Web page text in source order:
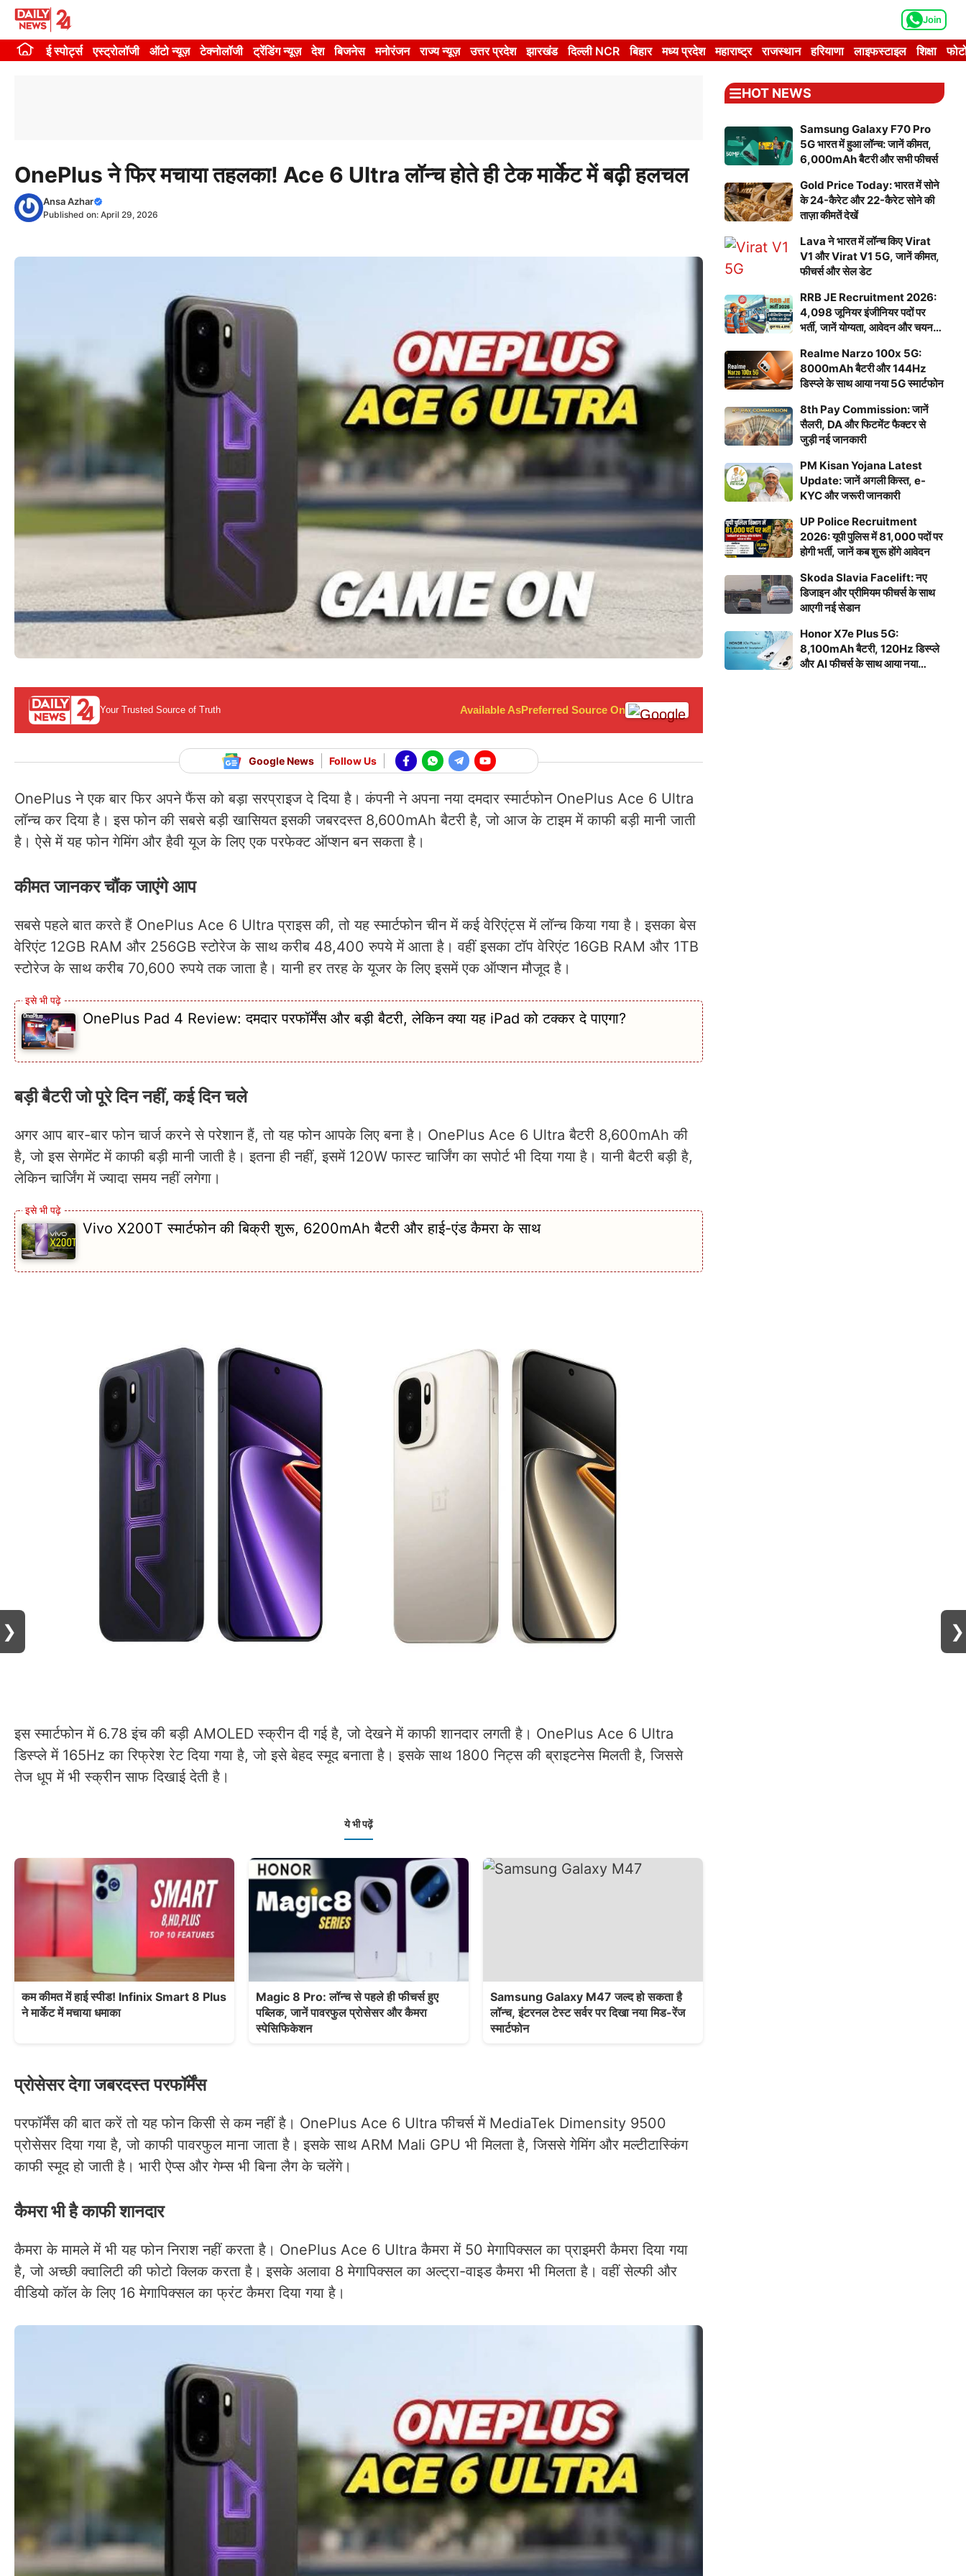
Skip
content
Join
ई स्पोर्ट्स एस्ट्रोलॉजी ऑटो न्यूज़ टेक्नोलॉजी ट्रेंडिंग न्यूज़ देश बिजनेस मनोरंजन राज्य न्यूज़ उत्तर प्रदेश झारखंड दिल्ली NCR बिहार मध्य प्रदेश महाराष्ट्र राजस्थान हरियाणा लाइफस्टाइल शिक्षा
OnePlus ने फिर मचाया तहलका! Ace 6 Ultra लॉन्च होते ही टेक मार्केट में बढ़ी हलचल
Ansa Azhar
Published on: April 29, 2026
Your Trusted Source of Truth Available AsPreferred Source On
Google News Follow Us
OnePlus ने एक बार फिर अपने फैंस को बड़ा सरप्राइज दे दिया है। कंपनी ने अपना नया दमदार स्मार्टफोन OnePlus Ace 6 Ultra
लॉन्च कर दिया है। इस फोन की सबसे बड़ी खासियत इसकी जबरदस्त 8,600mAh बैटरी है, जो आज के टाइम में काफी बड़ी मानी जाती
है। ऐसे में यह फोन गेमिंग और हैवी यूज के लिए एक परफेक्ट ऑप्शन बन सकता है।
कीमत जानकर चौंक जाएंगे आप
सबसे पहले बात करते हैं OnePlus Ace 6 Ultra प्राइस की, तो यह स्मार्टफोन चीन में कई वेरिएंट्स में लॉन्च किया गया है। इसका बेस
वेरिएंट 12GB RAM और 256GB स्टोरेज के साथ करीब 48,400 रुपये में आता है। वहीं इसका टॉप वेरिएंट 16GB RAM और 1TB
स्टोरेज के साथ करीब 70,600 रुपये तक जाता है। यानी हर तरह के यूजर के लिए इसमें एक ऑप्शन मौजूद है।
OnePlus Pad 4 Review: दमदार परफॉर्मेंस और बड़ी बैटरी, लेकिन क्या यह iPad को टक्कर दे पाएगा?
बड़ी बैटरी जो पूरे दिन नहीं, कई दिन चले
अगर आप बार-बार फोन चार्ज करने से परेशान हैं, तो यह फोन आपके लिए बना है। OnePlus Ace 6 Ultra बैटरी 8,600mAh की
है, जो इस सेगमेंट में काफी बड़ी मानी जाती है। इतना ही नहीं, इसमें 120W फास्ट चार्जिंग का सपोर्ट भी दिया गया है। यानी बैटरी बड़ी है,
लेकिन चार्जिंग में ज्यादा समय नहीं लगेगा।
Vivo X200T स्मार्टफोन की बिक्री शुरू, 6200mAh बैटरी और हाई-एंड कैमरा के साथ
इस स्मार्टफोन में 6.78 इंच की बड़ी AMOLED स्क्रीन दी गई है, जो देखने में काफी शानदार लगती है। OnePlus Ace 6 Ultra
डिस्प्ले में 165Hz का रिफ्रेश रेट दिया गया है, जो इसे बेहद स्मूद बनाता है। इसके साथ 1800 निट्स की ब्राइटनेस मिलती है, जिससे
तेज धूप में भी स्क्रीन साफ दिखाई देती है।
ये भी पढ़ें
कम कीमत में हाई स्पीड! Infinix Smart 8 Plus
ने मार्केट में मचाया धमाका
Magic 8 Pro: लॉन्च से पहले ही फीचर्स हुए
पब्लिक, जानें पावरफुल प्रोसेसर और कैमरा
स्पेसिफिकेशन
Samsung Galaxy M47 जल्द हो सकता है
लॉन्च, इंटरनल टेस्ट सर्वर पर दिखा नया मिड-रेंज
स्मार्टफोन
प्रोसेसर देगा जबरदस्त परफॉर्मेंस
परफॉर्मेंस की बात करें तो यह फोन किसी से कम नहीं है। OnePlus Ace 6 Ultra फीचर्स में MediaTek Dimensity 9500
प्रोसेसर दिया गया है, जो काफी पावरफुल माना जाता है। इसके साथ ARM Mali GPU भी मिलता है, जिससे गेमिंग और मल्टीटास्किंग
काफी स्मूद हो जाती है। भारी ऐप्स और गेम्स भी बिना लैग के चलेंगे।
कैमरा भी है काफी शानदार
कैमरा के मामले में भी यह फोन निराश नहीं करता है। OnePlus Ace 6 Ultra कैमरा में 50 मेगापिक्सल का प्राइमरी कैमरा दिया गया
है, जो अच्छी क्वालिटी की फोटो क्लिक करता है। इसके अलावा 8 मेगापिक्सल का अल्ट्रा-वाइड कैमरा भी मिलता है। वहीं सेल्फी और
वीडियो कॉल के लिए 16 मेगापिक्सल का फ्रंट कैमरा दिया गया है।
HOT NEWS
Samsung Galaxy F70 Pro
5G भारत में हुआ लॉन्च: जानें कीमत,
6,000mAh बैटरी और सभी फीचर्स
Gold Price Today: भारत में सोने
के 24-कैरेट और 22-कैरेट सोने की
ताज़ा कीमतें देखें
Lava ने भारत में लॉन्च किए Virat
V1 और Virat V1 5G, जानें कीमत,
फीचर्स और सेल डेट
RRB JE Recruitment 2026:
4,098 जूनियर इंजीनियर पदों पर
भर्ती, जानें योग्यता, आवेदन और चयन
Realme Narzo 100x 5G:
8000mAh बैटरी और 144Hz
डिस्प्ले के साथ आया नया 5G स्मार्टफोन
8th Pay Commission: जानें
सैलरी, DA और फिटमेंट फैक्टर से
जुड़ी नई जानकारी
PM Kisan Yojana Latest
Update: जानें अगली किस्त, e-
KYC और जरूरी जानकारी
UP Police Recruitment
2026: यूपी पुलिस में 81,000 पदों पर
होगी भर्ती, जानें कब शुरू होंगे आवेदन
Skoda Slavia Facelift: नए
डिजाइन और प्रीमियम फीचर्स के साथ
आएगी नई सेडान
Honor X7e Plus 5G:
8,100mAh बैटरी, 120Hz डिस्प्ले
और AI फीचर्स के साथ आया नया
❯ ❯